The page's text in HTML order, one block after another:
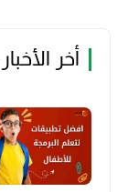
أخر الأخبار